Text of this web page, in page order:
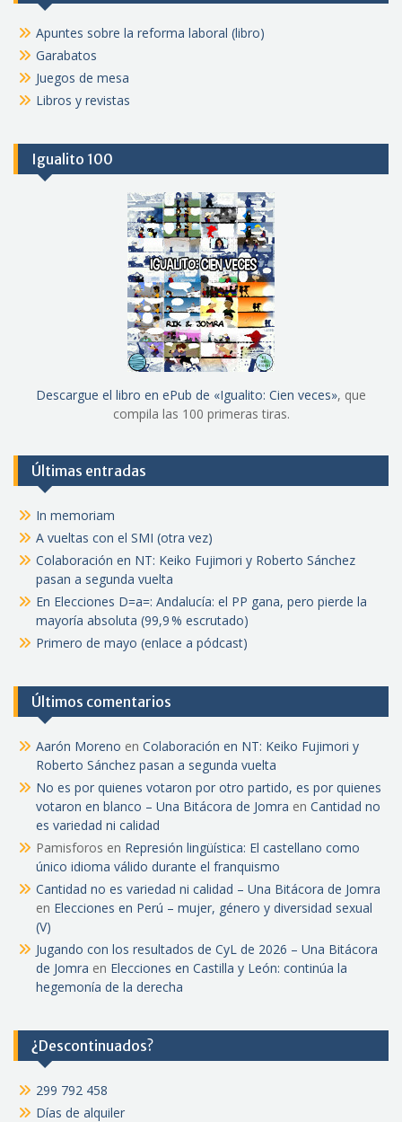
Apuntes sobre la reforma laboral (libro)
Garabatos
Juegos de mesa
Libros y revistas
Igualito 100
Descargue el libro en ePub de «Igualito: Cien veces», que
compila las 100 primeras tiras.
Últimas entradas
In memoriam
A vueltas con el SMI (otra vez)
Colaboración en NT: Keiko Fujimori y Roberto Sánchez
pasan a segunda vuelta
En Elecciones D=a=: Andalucía: el PP gana, pero pierde la
mayoría absoluta (99,9 % escrutado)
Primero de mayo (enlace a pódcast)
Últimos comentarios
Aarón Moreno en Colaboración en NT: Keiko Fujimori y
Roberto Sánchez pasan a segunda vuelta
No es por quienes votaron por otro partido, es por quienes
votaron en blanco – Una Bitácora de Jomra en Cantidad no
es variedad ni calidad
Pamisforos en Represión lingüística: El castellano como
único idioma válido durante el franquismo
Cantidad no es variedad ni calidad – Una Bitácora de Jomra
en Elecciones en Perú – mujer, género y diversidad sexual
(V)
Jugando con los resultados de CyL de 2026 – Una Bitácora
de Jomra en Elecciones en Castilla y León: continúa la
hegemonía de la derecha
¿Descontinuados?
299 792 458
Días de alquiler